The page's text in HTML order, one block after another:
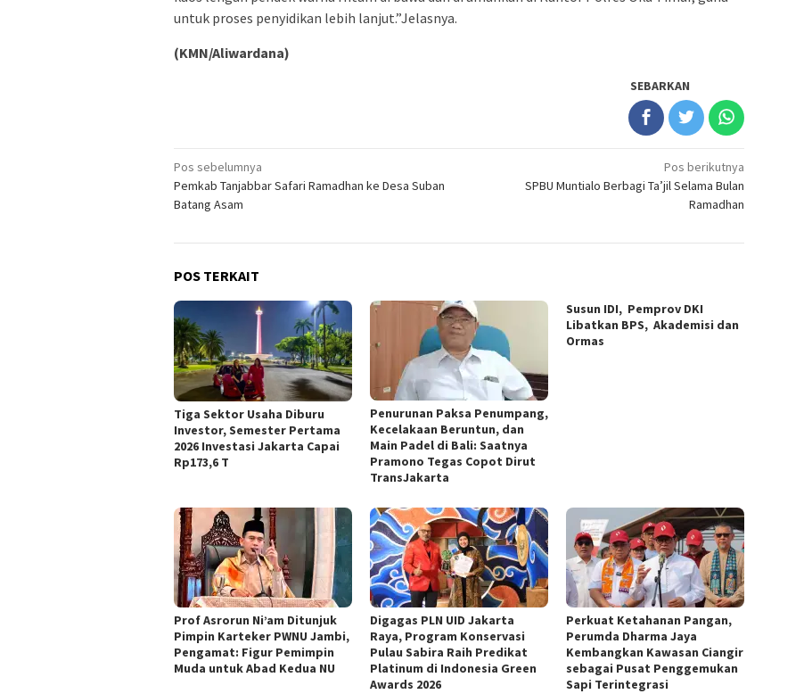
untuk proses penyidikan lebih lanjut.”Jelasnya.
(KMN/Aliwardana)
SEBARKAN
Navigasi
pos
Pos sebelumnya
Pemkab Tanjabbar Safari Ramadhan ke Desa Suban
Batang Asam
Pos berikutnya
SPBU Muntialo Berbagi Ta’jil Selama Bulan
Ramadhan
POS TERKAIT
Tiga Sektor Usaha Diburu
Investor, Semester Pertama
2026 Investasi Jakarta Capai
Rp173,6 T
Penurunan Paksa Penumpang,
Kecelakaan Beruntun, dan
Main Padel di Bali: Saatnya
Pramono Tegas Copot Dirut
TransJakarta
Susun IDI, Pemprov DKI
Libatkan BPS, Akademisi dan
Ormas
Prof Asrorun Ni’am Ditunjuk
Pimpin Karteker PWNU Jambi,
Pengamat: Figur Pemimpin
Muda untuk Abad Kedua NU
Digagas PLN UID Jakarta
Raya, Program Konservasi
Pulau Sabira Raih Predikat
Platinum di Indonesia Green
Awards 2026
Perkuat Ketahanan Pangan,
Perumda Dharma Jaya
Kembangkan Kawasan Ciangir
sebagai Pusat Penggemukan
Sapi Terintegrasi